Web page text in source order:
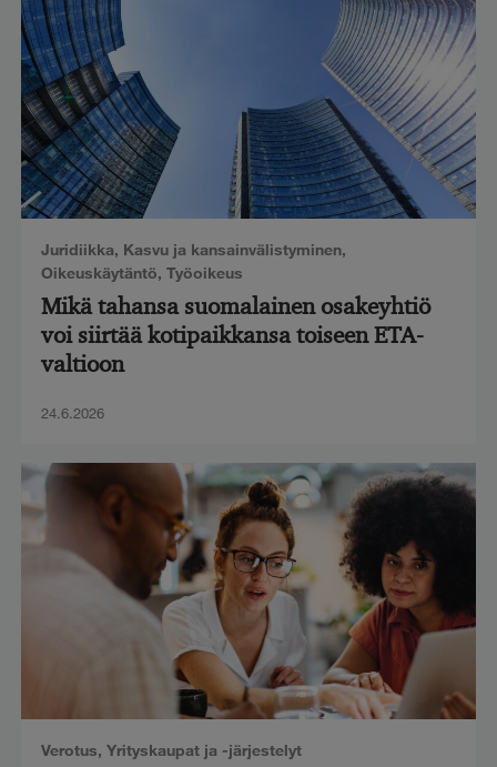
Juridiikka, Kasvu ja kansainvälistyminen,
Oikeuskäytäntö, Työoikeus
Mikä tahansa suomalainen osakeyhtiö
voi siirtää kotipaikkansa toiseen ETA-
valtioon
24.6.2026
Verotus, Yrityskaupat ja -järjestelyt